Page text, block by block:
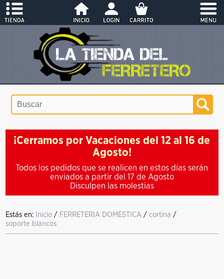
¡Cerramos por Vacaciones del 12 al 16 de
Agosto!
Todos los pedidos que se realicen en estos días serán
enviados a partir del 17 de Agosto
Disculpen las molestias
Estás en: Inicio / FERRETERIA DOMESTICA /cortina /
soporte blancos